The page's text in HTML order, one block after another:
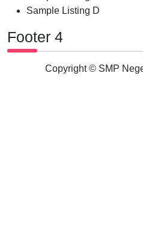
Sample Listing D
Footer 4
Copyright © SMP